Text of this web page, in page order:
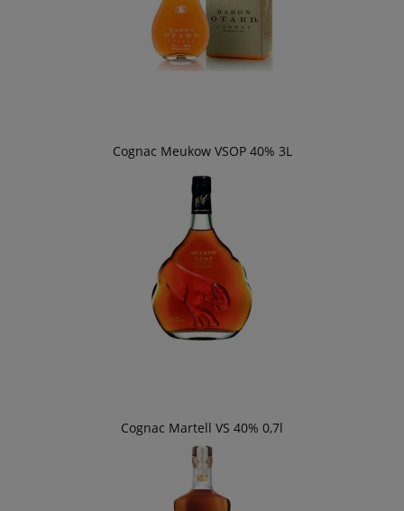
Cognac Meukow VSOP 40% 3L
Cognac Martell VS 40% 0,7l